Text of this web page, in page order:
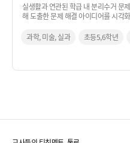
실생활과 연관된 학급 내 분리수거 문
해 도출한 문제 해결 아이디어를 시각
과학, 미술, 실과
초등5,6학년